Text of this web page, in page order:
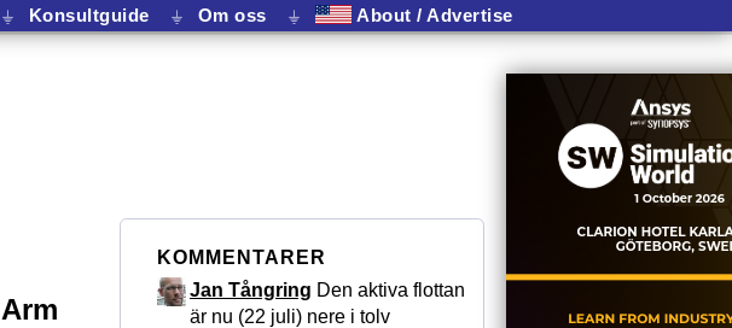
⏚ Konsultguide ⏚ Om oss ⏚ About / Advertise
KOMMENTARER
Jan Tångring Den aktiva flottan
är nu (22 juli) nere i tolv